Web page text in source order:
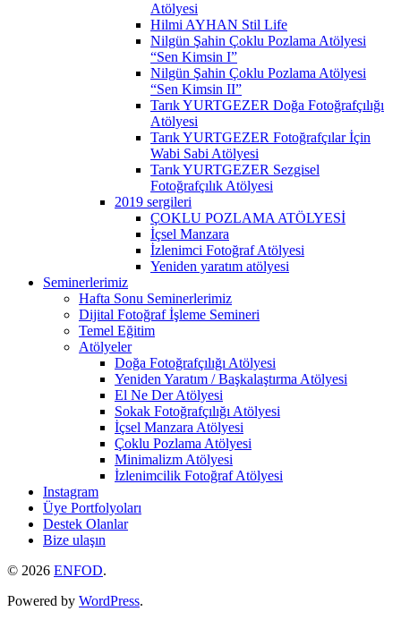
Atölyesi
Hilmi AYHAN Stil Life
Nilgün Şahin Çoklu Pozlama Atölyesi
“Sen Kimsin I”
Nilgün Şahin Çoklu Pozlama Atölyesi
“Sen Kimsin II”
Tarık YURTGEZER Doğa Fotoğrafçılığı
Atölyesi
Tarık YURTGEZER Fotoğrafçılar İçin
Wabi Sabi Atölyesi
Tarık YURTGEZER Sezgisel
Fotoğrafçılık Atölyesi
2019 sergileri
ÇOKLU POZLAMA ATÖLYESİ
İçsel Manzara
İzlenimci Fotoğraf Atölyesi
Yeniden yaratım atölyesi
Seminerlerimiz
Hafta Sonu Seminerlerimiz
Dijital Fotoğraf İşleme Semineri
Temel Eğitim
Atölyeler
Doğa Fotoğrafçılığı Atölyesi
Yeniden Yaratım / Başkalaştırma Atölyesi
El Ne Der Atölyesi
Sokak Fotoğrafçılığı Atölyesi
İçsel Manzara Atölyesi
Çoklu Pozlama Atölyesi
Minimalizm Atölyesi
İzlenimcilik Fotoğraf Atölyesi
Instagram
Üye Portfolyoları
Destek Olanlar
Bize ulaşın
© 2026 ENFOD.
Powered by WordPress.